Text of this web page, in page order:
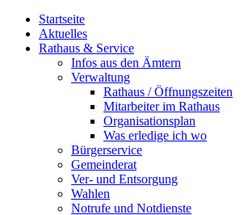
Startseite
Aktuelles
Rathaus & Service
Infos aus den Ämtern
Verwaltung
Rathaus / Öffnungszeiten
Mitarbeiter im Rathaus
Organisationsplan
Was erledige ich wo
Bürgerservice
Gemeinderat
Ver- und Entsorgung
Wahlen
Notrufe und Notdienste